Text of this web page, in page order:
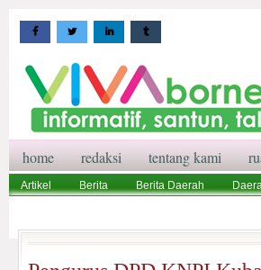
home redaksi tentang kami
Artikel Berita Berita Daerah